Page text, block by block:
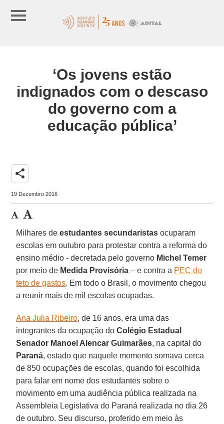
‘Os jovens estão
indignados com o descaso
do governo com a
educação pública’
share
19 Dezembro 2016
Milhares deestudantes secundaristas ocuparam
escolas em outubro para protestar contra a reforma do
ensino médio - decretada pelo governo Michel Temer
por meio de Medida Provisória – e contra a PEC do
teto de gastos. Em todo o Brasil, o movimento chegou
a reunir mais de mil escolas ocupadas.
Ana Julia Ribeiro, de 16 anos, era uma das
integrantes da ocupação doColégio Estadual
Senador Manoel Alencar Guimarães, na capital do
Paraná, estado que naquele momento somava cerca
de 850 ocupações de escolas, quando foi escolhida
para falar em nome dos estudantes sobre o
movimento em uma audiência pública realizada na
Assembleia Legislativa do Paraná realizada no dia 26
de outubro. Seu discurso, proferido em meio às